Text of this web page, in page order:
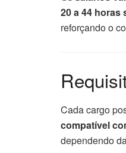
20 a 44 horas
reforçando o
Cada cargo
compatível
dependendo